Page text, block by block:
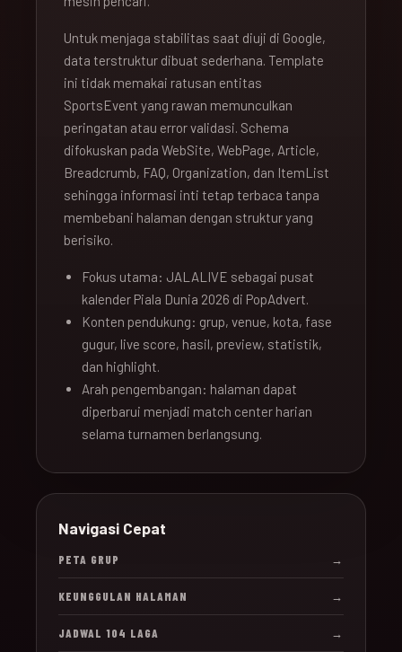
Untuk menjaga stabilitas saat diuji di Google,
data terstruktur dibuat sederhana. Template
ini tidak memakai ratusan entitas
SportsEvent yang rawan memunculkan
peringatan atau error validasi. Schema
difokuskan pada WebSite, WebPage, Article,
Breadcrumb, FAQ, Organization, dan ItemList
sehingga informasi inti tetap terbaca tanpa
membebani halaman dengan struktur yang
berisiko.
Fokus utama: JALALIVE sebagai pusat
kalender Piala Dunia 2026 di PopAdvert.
Konten pendukung: grup, venue, kota, fase
gugur, live score, hasil, preview, statistik,
dan highlight.
Arah pengembangan: halaman dapat
diperbarui menjadi match center harian
selama turnamen berlangsung.
Navigasi Cepat
PETA GRUP →
KEUNGGULAN HALAMAN →
JADWAL 104 LAGA →